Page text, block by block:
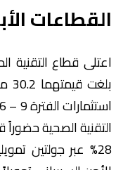
القطاعات
اعتلى قطاع التقنية
28% عبر جولتين